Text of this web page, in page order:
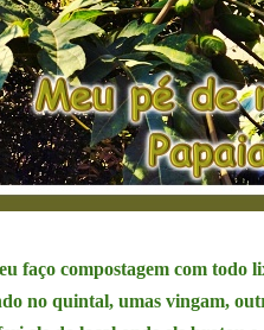
eu faço compostagem com todo
no quintal, umas vingam,